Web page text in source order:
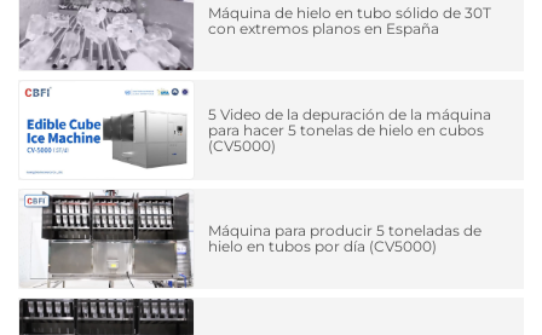
Máquina de hielo en tubo sólido de 30T
con extremos planos en España
5 Video de la depuración de la máquina
para hacer 5 tonelas de hielo en cubos
(CV5000)
Máquina para producir 5 toneladas de
hielo en tubos por día (CV5000)